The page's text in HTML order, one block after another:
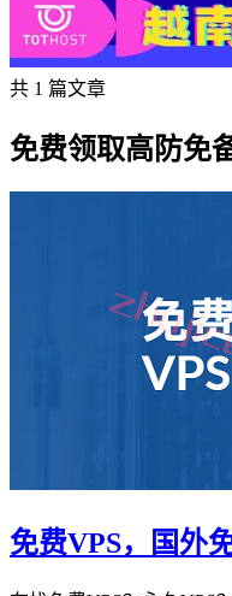
共 1 篇文章
免费领取高防免
免费VPS，国外